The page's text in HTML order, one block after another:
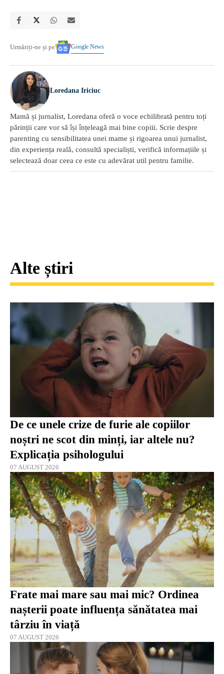
Urmăriți-ne și pe Google News
Loredana Iriciuc
Mamă și jurnalist, Loredana oferă o voce echilibrată pentru toți
părinții care vor să își înțeleagă mai bine copiii. Scrie despre
parenting cu sensibilitatea unei mame și rigoarea unui jurnalist,
din experiența reală, consultă specialiști, verifică informațiile și
selectează doar ceea ce este cu adevărat util pentru familie.
Alte știri
De ce unele crize de furie ale copiilor
noștri ne scot din minți, iar altele nu?
Explicația psihologului
07 AUGUST 2026
Frate mai mare sau mai mic? Ordinea
nașterii poate influența sănătatea mai
târziu în viață
07 AUGUST 2026